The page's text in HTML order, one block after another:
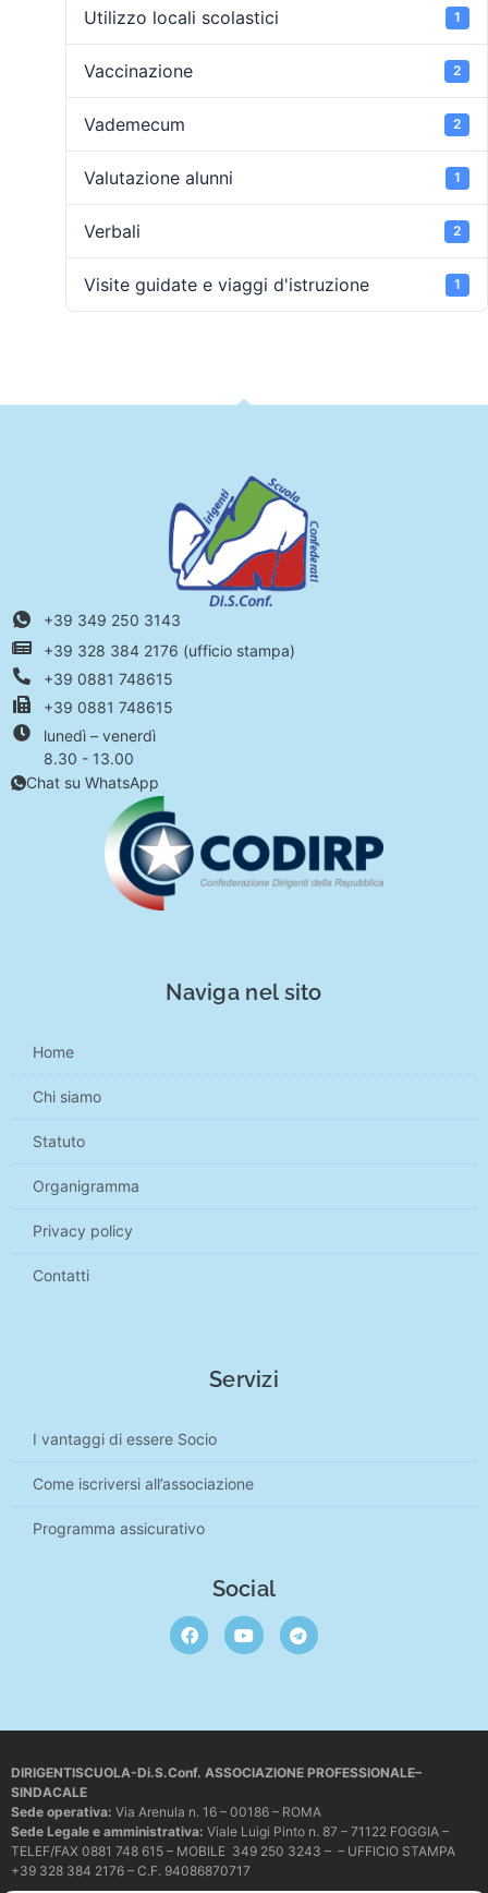
Utilizzo locali scolastici 1
Vaccinazione 2
Vademecum 2
Valutazione alunni 1
Verbali 2
Visite guidate e viaggi d'istruzione 1
+39 349 250 3143
+39 328 384 2176 (ufficio stampa)
+39 0881 748615
+39 0881 748615
lunedì – venerdì
8.30 - 13.00
Chat su WhatsApp
Naviga nel sito
Home
Chi siamo
Statuto
Organigramma
Privacy policy
Contatti
Servizi
I vantaggi di essere Socio
Come iscriversi all’associazione
Programma assicurativo
Social
DIRIGENTISCUOLA-Di.S.Conf. ASSOCIAZIONE PROFESSIONALE–
SINDACALE
Sede operativa: Via Arenula n. 16 – 00186 – ROMA
Sede Legale e amministrativa: Viale Luigi Pinto n. 87 – 71122 FOGGIA –
TELEF/FAX 0881 748 615 – MOBILE 349 250 3243 – – UFFICIO STAMPA
+39 328 384 2176 – C.F. 94086870717